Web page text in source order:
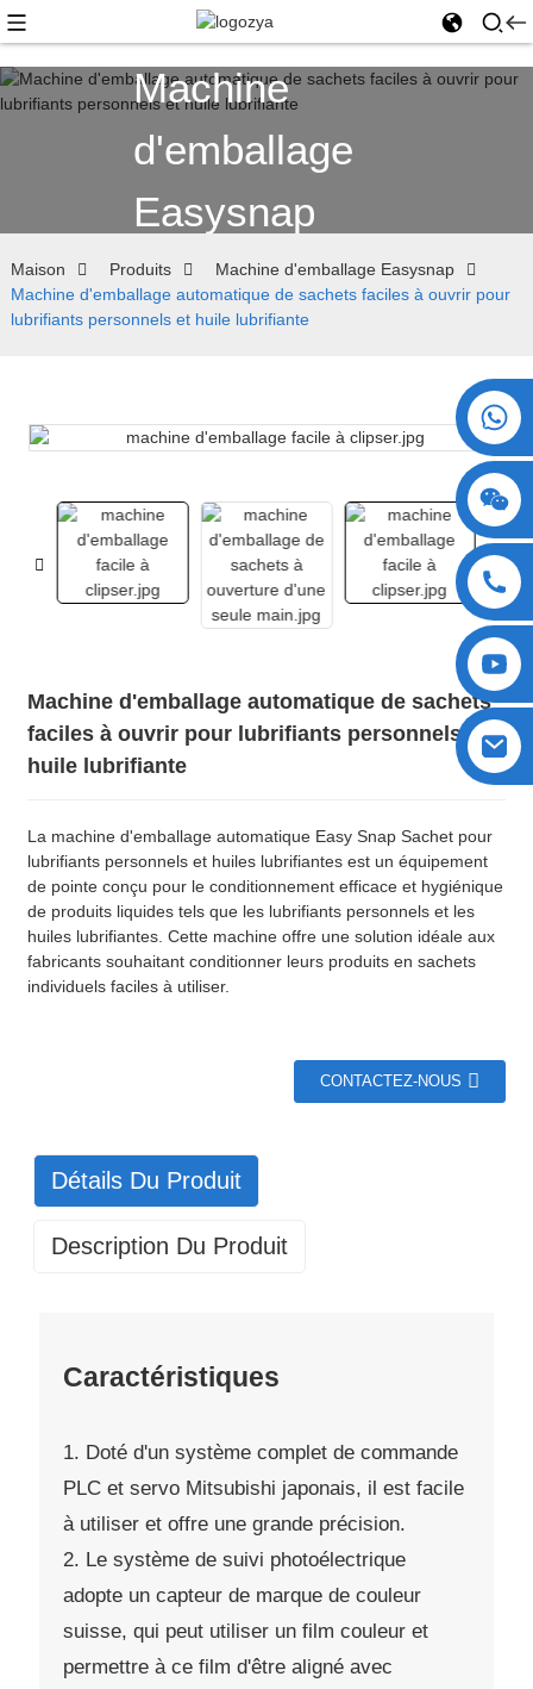
Machine
d'emballage
Easysnap
Maison Produits
Machine d'emballage Easysnap
Machine d'emballage automatique de sachets faciles à ouvrir pour
lubrifiants personnels et huile lubrifiante
Machine d'emballage automatique de sachets
faciles à ouvrir pour lubrifiants personnels et
huile lubrifiante
La machine d'emballage automatique Easy Snap Sachet pour
lubrifiants personnels et huiles lubrifiantes est un équipement
de pointe conçu pour le conditionnement efficace et hygiénique
de produits liquides tels que les lubrifiants personnels et les
huiles lubrifiantes. Cette machine offre une solution idéale aux
fabricants souhaitant conditionner leurs produits en sachets
individuels faciles à utiliser.
CONTACTEZ-NOUS
Détails Du Produit
Description Du Produit
Caractéristiques
1. Doté d'un système complet de commande
PLC et servo Mitsubishi japonais, il est facile
à utiliser et offre une grande précision.
2. Le système de suivi photoélectrique
adopte un capteur de marque de couleur
suisse, qui peut utiliser un film couleur et
permettre à ce film d'être aligné avec